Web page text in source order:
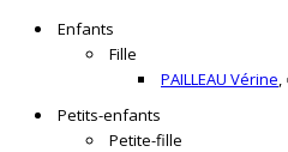
Enfants
Fille
PAILLEAU Vérine,
Petits-enfants
Petite-fille